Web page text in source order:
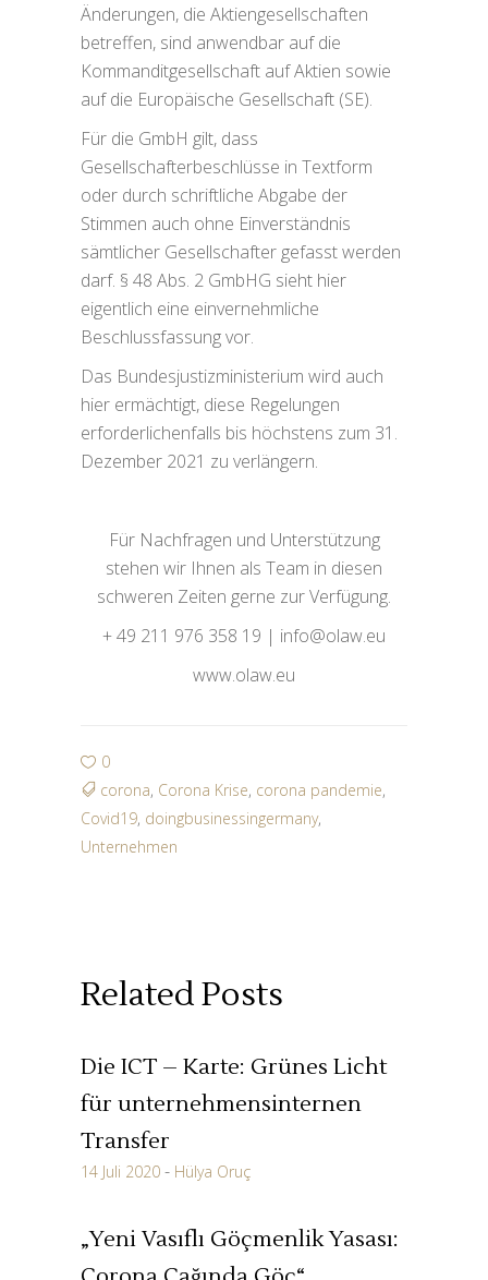
Änderungen, die Aktiengesellschaften
betreffen, sind anwendbar auf die
Kommanditgesellschaft auf Aktien sowie
auf die Europäische Gesellschaft (SE).
Für die GmbH gilt, dass
Gesellschafterbeschlüsse in Textform
oder durch schriftliche Abgabe der
Stimmen auch ohne Einverständnis
sämtlicher Gesellschafter gefasst werden
darf. § 48 Abs. 2 GmbHG sieht hier
eigentlich eine einvernehmliche
Beschlussfassung vor.
Das Bundesjustizministerium wird auch
hier ermächtigt, diese Regelungen
erforderlichenfalls bis höchstens zum 31.
Dezember 2021 zu verlängern.
Für Nachfragen und Unterstützung
stehen wir Ihnen als Team in diesen
schweren Zeiten gerne zur Verfügung.
+ 49 211 976 358 19 | info@olaw.eu
www.olaw.eu
0
corona, Corona Krise, corona pandemie,
Covid19, doingbusinessingermany,
Unternehmen
Related Posts
Die ICT – Karte: Grünes Licht
für unternehmensinternen
Transfer
14 Juli 2020 Hülya Oruç
„Yeni Vasıflı Göçmenlik Yasası: